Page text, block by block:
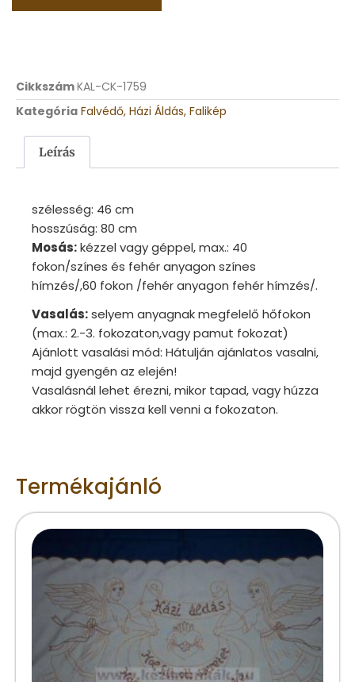
CikkszámKAL-CK-1759
Kategória Falvédő, Házi Áldás, Falikép
Leírás
szélesség: 46 cm
hosszúság: 80 cm
Mosás:kézzel vagy géppel, max.: 40
fokon/színes és fehér anyagon színes
hímzés/,60 fokon /fehér anyagon fehér hímzés/.
Vasalás:selyem anyagnak megfelelő hőfokon
(max.: 2.-3. fokozaton,vagy pamut fokozat)
Ajánlott vasalási mód: Hátulján ajánlatos vasalni,
majd gyengén az elején!
Vasalásnál lehet érezni, mikor tapad, vagy húzza
akkor rögtön vissza kell venni a fokozaton.
Termékajánló